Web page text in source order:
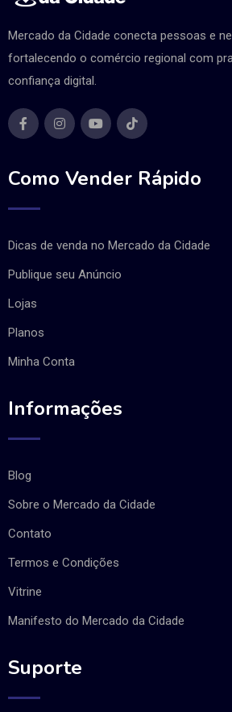
Mercado da Cidade conecta pessoas e
fortalecendo o comércio regional com
confiança digital.
Como Vender Rápido
Dicas de venda no Mercado da Cidade
Publique seu Anúncio
Lojas
Planos
Minha Conta
Informações
Blog
Sobre o Mercado da Cidade
Contato
Termos e Condições
Vitrine
Manifesto do Mercado da Cidade
Suporte